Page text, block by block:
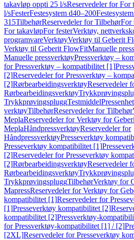
takavløp oppti 25 l/sReservedeler for For
l/sFesterFestesystem d40–200
315TilbehørReservedeler for TilbehørFor
For takavløpFor festerVerktøy,
programvareVerktøyVerktøy til Geberit
Verktøy til Geberit FlowFitManuelle
Manuelle pressverktøyPressverktøy –
for Pressverktøy – kompatibilitet [1]
[2]Reservedeler for Pressverktøy –
[2]RørbearbeidingsverktøyReservedeler
Rørbearbeidingsverktøy
TrykkprøvingspluggTestmiddel
verktøyTilbehørReservedeler for Tilbehør
MeplaReservedeler for Verktøy for
MeplaHåndpressverktøyReservedeler for
HåndpressverktøyPresseverktøy
Presseverktøy kompatibilitet [1]
[2]Reservedeler for Presseverktøy
[2]RørbearbeidingsverktøyReservedeler
Rørbearbeidingsverktøy
TrykkprøvingspluggTilbehørVerktøy for
MapressReservedeler for Verktøy for
kompatibilitet [1]Reservedeler for
[1]Presseverktøy kompatibilitet [2]
kompatibilitet [2]Pressverktøy-
for Pressverktøy-kompatibilitet [1] / [2]
[2XL]Reservedeler for Presseverktøy